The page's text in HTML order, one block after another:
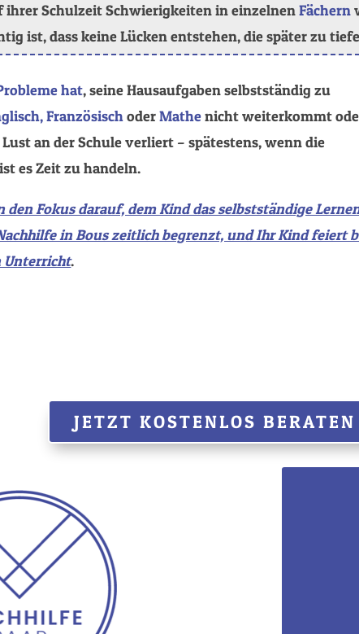
ihrer Schulzeit Schwierigkeiten in einzelnenFächern
ist, dass keine Lücken entstehen, die später zu
hat, seine Hausaufgaben selbstständig zu
FranzösischoderMathenicht weiterkommt
an der Schule verliert – spätestens, wenn die
es Zeit zu handeln.
den Fokus darauf, dem Kind das selbstständige
in Bous zeitlich begrenzt, und Ihr Kind feiert
Unterricht.
JETZT KOSTENLOS